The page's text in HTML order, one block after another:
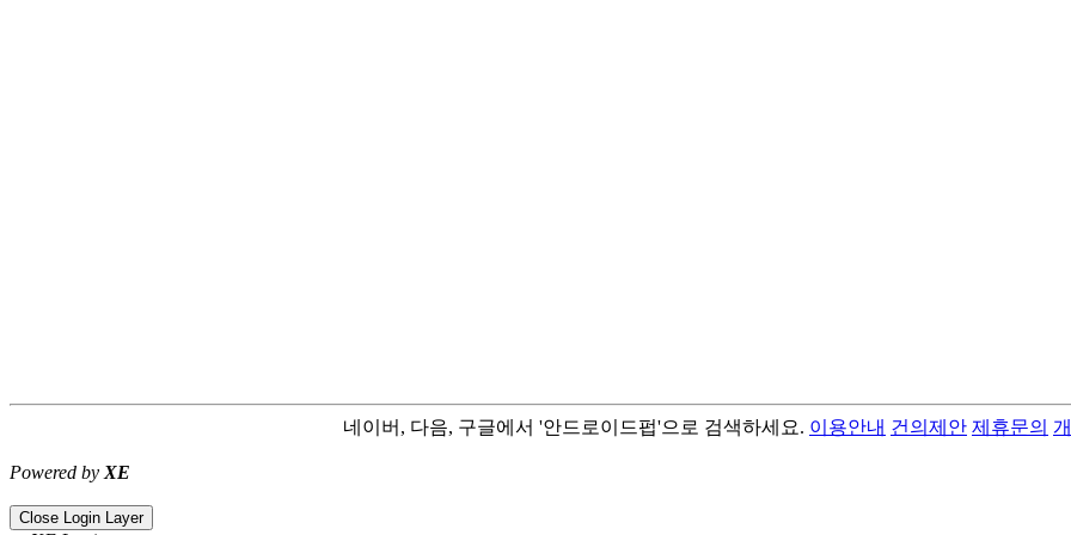
네이버, 다음, 구글에서 '안드로이드펍'으로 검색하세요. 이용안내 건의제안 제휴문의
Powered by XE
Close Login Layer